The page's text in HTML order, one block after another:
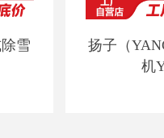
雪
扬子（
机